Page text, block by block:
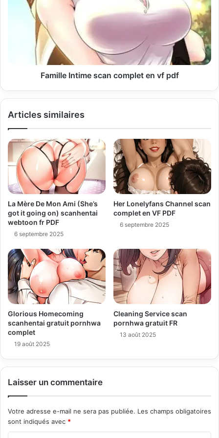
Famille Intime scan complet en vf pdf
Articles similaires
La Mère De Mon Ami (She’s
got it going on) scanhentai
webtoon fr PDF
6 septembre 2025
Her Lonelyfans Channel scan
complet en VF PDF
6 septembre 2025
Glorious Homecoming
scanhentai gratuit pornhwa
complet
19 août 2025
Cleaning Service scan
pornhwa gratuit FR
13 août 2025
Laisser un commentaire
Votre adresse e-mail ne sera pas publiée. Les champs obligatoires
sont indiqués avec *